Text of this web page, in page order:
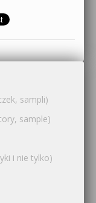
sampli)
sample)
i nie tylko)